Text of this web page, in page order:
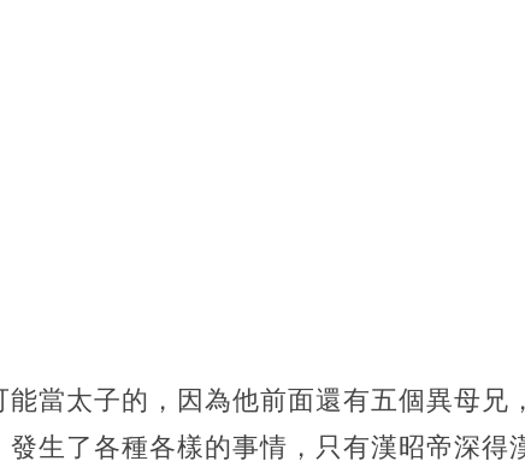
能當太子的，因為他前面還有五個異母兄
生了各種各樣的事情，只有漢昭帝深得